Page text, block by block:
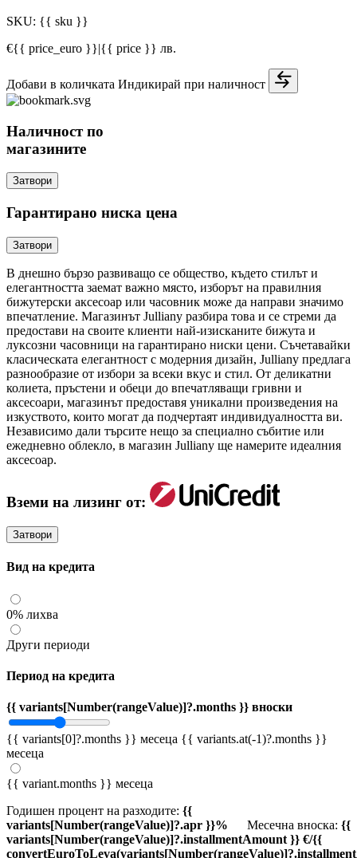
SKU: {{ sku }}
€{{ price_euro }}|{{ price }} лв.
Добави в количката Индикирай при наличност
Наличност по
магазините
Затвори
Гарантирано ниска цена
Затвори
В днешно бързо развиващо се общество, където стилът и
елегантността заемат важно място, изборът на правилния
бижутерски аксесоар или часовник може да направи значимо
впечатление. Магазинът Julliany разбира това и се стреми да
предостави на своите клиенти най-изисканите бижута и
луксозни часовници на гарантирано ниски цени. Съчетавайки
класическата елегантност с модерния дизайн, Julliany предлага
разнообразие от избори за всеки вкус и стил. От деликатни
колиета, пръстени и обеци до впечатляващи гривни и
аксесоари, магазинът предоставя уникални произведения на
изкуството, които могат да подчертаят индивидуалността ви.
Независимо дали търсите нещо за специално събитие или
ежедневно облекло, в магазин Julliany ще намерите идеалния
аксесоар.
Вземи на лизинг от:
Затвори
Вид на кредита
0% лихва
Други периоди
Период на кредита
{{ variants[Number(rangeValue)]?.months }} вноски
{{ variants[0]?.months }} месеца {{ variants.at(-1)?.months }}
месеца
{{ variant.months }} месеца
Годишен процент на разходите: {{
variants[Number(rangeValue)]?.apr }}%
Месечна вноска: {{
variants[Number(rangeValue)]?.installmentAmount }} €/{{